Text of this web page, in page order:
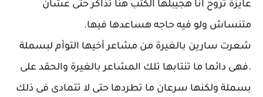
عايزة تروح انا هجيبلها الكتب هنا تذاكر حتى عشان
متنساش ولو فيه حاجه هساعدها فيها.
شعرت سارين بالغيرة من مشاعر أخيها التوأم لبسملة
.فهى دائما ما تنتابها تلك المشاعر بالغيرة والحقد على
بسملة ولكنها سرعان ما تطردها حتى لا تتمادى فى ذلك